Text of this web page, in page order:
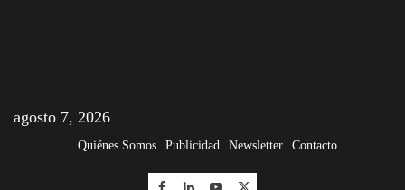
agosto 7, 2026
Quiénes Somos Publicidad Newsletter Contacto